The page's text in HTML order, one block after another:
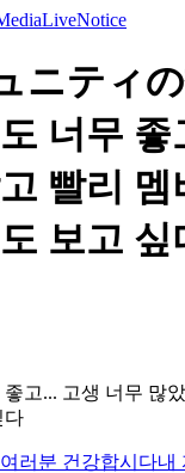
LiveNotice
ニティ
너무 좋
빨리 멤
보고 싶
고... 고생 너무 많
다
러분 건강합시다내